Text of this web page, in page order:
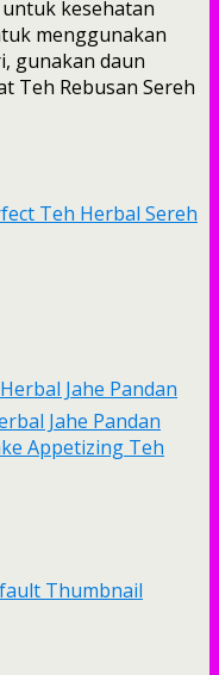
kesehatan
menggunakan
gunakan daun
Teh Rebusan Sereh
Teh Herbal Sereh
Jahe Pandan
Appetizing Teh